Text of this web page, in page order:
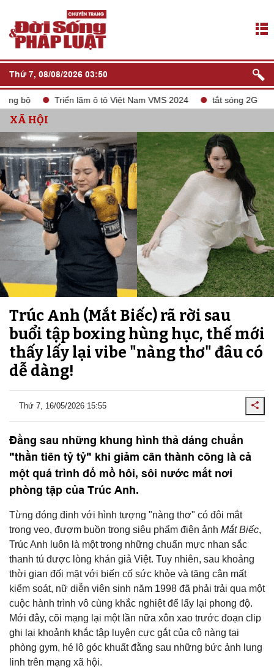
Thứ 7, 08/08/2026 03:50
lãm ô tô Việt Nam VMS 2024 tắt sóng 2G Liên doanh
XÃ HỘI
Trúc Anh (Mắt Biếc) rã rời sau
buổi tập boxing hùng hục, thế mới
thấy lấy lại vibe "nàng thơ" đâu có
dễ dàng!
Thứ 7, 16/05/2026 15:55
Đằng sau những khung hình thả dáng chuẩn
"thần tiên tỷ tỷ" khi giảm cân thành công là cả
một quá trình đổ mồ hôi, sôi nước mắt nơi
phòng tập của Trúc Anh.
Từng đóng đinh với hình tượng "nàng thơ" có đôi mắt
trong veo, đượm buồn trong siêu phẩm điện ảnh Mắt Biếc,
Trúc Anh luôn là một trong những chuẩn mực nhan sắc
thanh tú được lòng khán giả Việt. Tuy nhiên, sau khoảng
thời gian đối mặt với biến cố sức khỏe và tăng cân mất
kiểm soát, nữ diễn viên sinh năm 1998 đã phải trải qua một
cuộc hành trình vô cùng khắc nghiệt để lấy lại phong độ.
Mới đây, cõi mạng lại một lần nữa xôn xao trước đoạn clip
ghi lại khoảnh khắc tập luyện cực gắt của cô nàng tại
phòng gym, hé lộ góc khuất đằng sau những bức ảnh lung
linh trên mạng xã hội.